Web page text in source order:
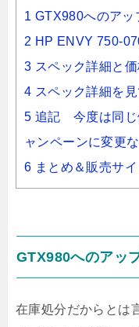
1 GTX980へのアッ
2 HP ENVY 750-
3 スペック詳細と価
4 スペック詳細を見
5 追記 今度は同じ
ャンペーンに変更
6 まとめ＆販売サイ
GTX980へのアッ
在庫処分だからとは